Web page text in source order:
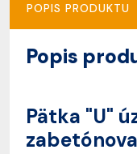
POPIS PRODUKTU
Popis
Pätka "U"